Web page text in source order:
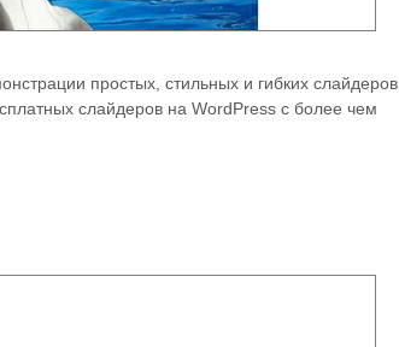
простых, стильных и гибких слайдеров
слайдеров на WordPress с более чем